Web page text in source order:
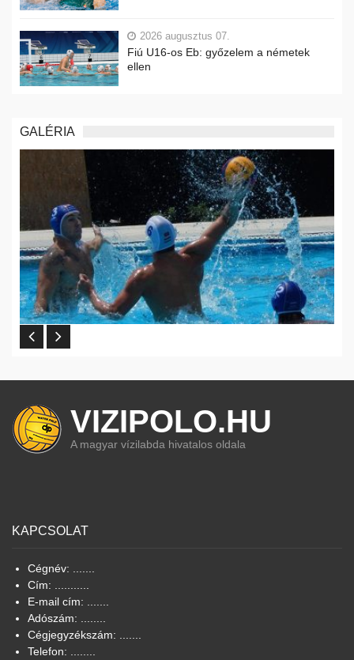
2026 augusztus 07.
Fiú U16-os Eb: győzelem a németek
ellen
GALÉRIA
VIZIPOLO.HU
A magyar vízilabda hivatalos oldala
KAPCSOLAT
Cégnév: .......
Cím: ...........
E-mail cím: .......
Adószám: ........
Cégjegyzékszám: .......
Telefon: ........